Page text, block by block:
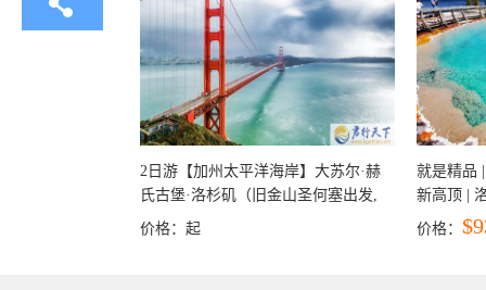
2日游【加州太平洋海岸】大苏尔·赫
氏古堡·洛杉矶（旧金山圣何塞出发,
洛杉矶结束）
价格： 起
就是精品
新高顶 |
彩穴+马
价格：